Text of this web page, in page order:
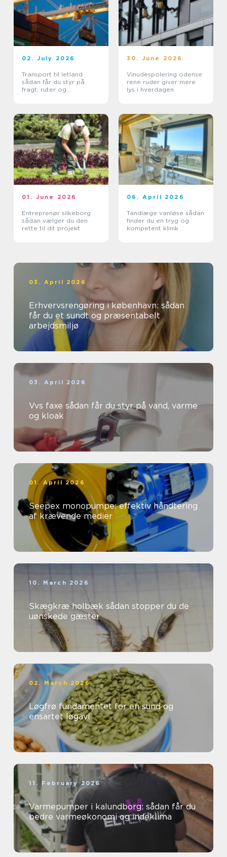
02. July 2026
Transport til letland
sådan får du styr på
fragt, ruter og
30. June 2026
Vinudespolering odense
rene ruder giver mere
lys i hverdagen
01. June 2026
Entreprenør silkeborg
sådan vælger du den
rette til dit projekt
06. April 2026
Tandlæge vanløse sådan
finder du en tryg og
kompetent klinik
03. April 2026
Erhvervsrengøring i københavn: sådan
får du et sundt og præsentabelt
arbejdsmiljø
03. April 2026
Vvs faxe sådan får du styr på vand, varme
og kloak
01. April 2026
Seepex monopumpe: effektiv håndtering
af krævende medier
10. March 2026
Skægkræ holbæk sådan stopper du de
uønskede gæster
02. March 2026
Løgfrø fundamentet for en sund og
ensartet løgavl
11. February 2026
Varmepumper i kalundborg: sådan får du
bedre varmeøkonomi og indeklima